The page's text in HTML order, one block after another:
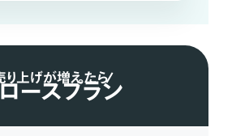
り上げが増えたら
ースプラン